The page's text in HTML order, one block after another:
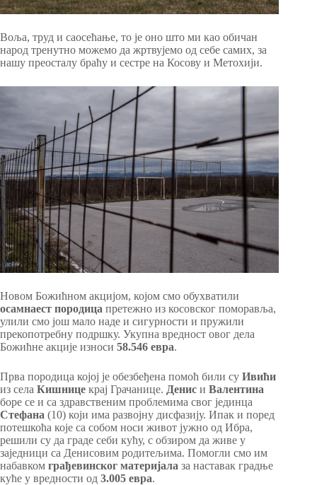
Воља, труд и саосећање, то је оно што ми као обичан
народ тренутно можемо да жртвујемо од себе самих, за
нашу преосталу браћу и сестре на Косову и Метохији.
Новом Божићном акцијом, којом смо обухватили
осамнаест породица претежно из косовског поморавља,
улили смо још мало наде и сигурности и пружили
прекопотребну подршку. Укупна вредност овог дела
Божићне акције износи 58.546 евра.
Прва породица којој је обезбеђена помоћ били су Ивићи
из села Кишнице крај Грачанице. Денис и Валентина
боре се и са здравственим проблемима свог јединца
Стефана (10) који има развојну дисфазију. Ипак и поред
потешкоћа које са собом носи живот јужно од Ибра,
решили су да граде себи кућу, с обзиром да живе у
заједници са Денисовим родитељима. Помогли смо им
набавком грађевинског материјала за наставак градње
куће у вредности од 3.005 евра.